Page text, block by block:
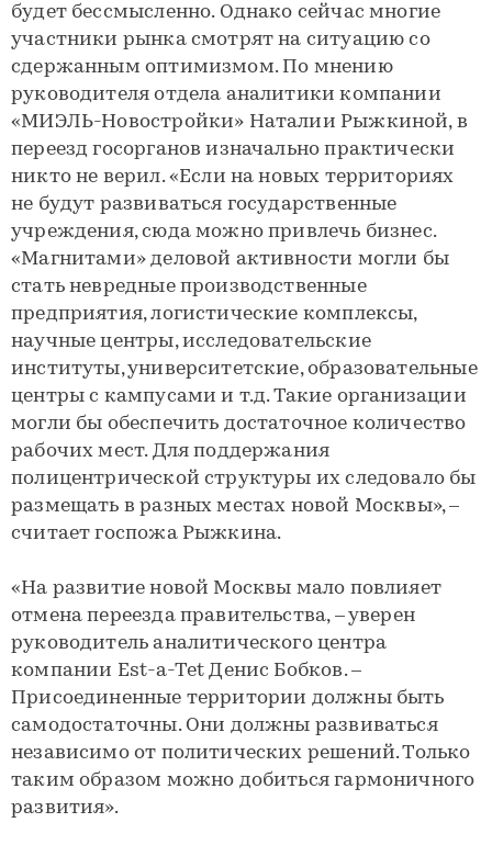
будет бессмысленно. Однако сейчас многие
участники рынка смотрят на ситуацию со
сдержанным оптимизмом. По мнению
руководителя отдела аналитики компании
«МИЭЛЬ-Новостройки» Наталии Рыжкиной, в
переезд госорганов изначально практически
никто не верил. «Если на новых территориях
не будут развиваться государственные
учреждения, сюда можно привлечь бизнес.
«Магнитами» деловой активности могли бы
стать невредные производственные
предприятия, логистические комплексы,
научные центры, исследовательские
институты, университетские, образовательные
центры с кампусами и т.д. Такие организации
могли бы обеспечить достаточное количество
рабочих мест. Для поддержания
полицентрической структуры их следовало бы
размещать в разных местах новой Москвы», –
считает госпожа Рыжкина.
«На развитие новой Москвы мало повлияет
отмена переезда правительства, – уверен
руководитель аналитического центра
компании Est-a-Tet Денис Бобков. –
Присоединенные территории должны быть
самодостаточны. Они должны развиваться
независимо от политических решений. Только
таким образом можно добиться гармоничного
развития».